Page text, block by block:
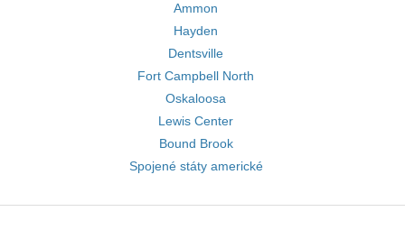
Ammon
Hayden
Dentsville
Fort Campbell North
Oskaloosa
Lewis Center
Bound Brook
Spojené státy americké